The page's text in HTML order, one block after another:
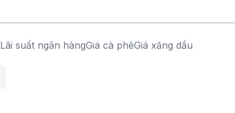
Lãi suất ngân hàngGiá cà phêGiá xăng dầu